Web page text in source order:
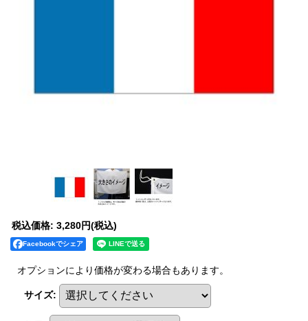
税込価格: 3,280円(税込)
Facebookでシェア
オプションにより価格が変わる場合もあります。
サイズ: